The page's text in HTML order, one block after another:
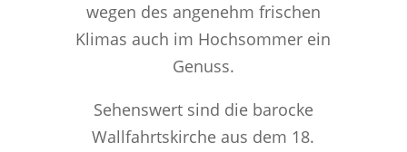
wegen des angenehm frischen
Klimas auch im Hochsommer ein
Genuss.
Sehenswert sind die barocke
Wallfahrtskirche aus dem 18.